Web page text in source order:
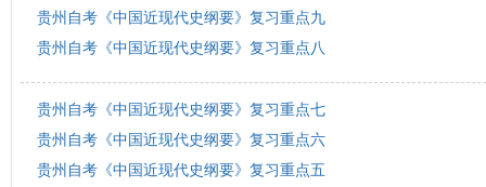
贵州自考《中国近现代史纲要》复习重点九
贵州自考《中国近现代史纲要》复习重点八
贵州自考《中国近现代史纲要》复习重点七
贵州自考《中国近现代史纲要》复习重点六
贵州自考《中国近现代史纲要》复习重点五